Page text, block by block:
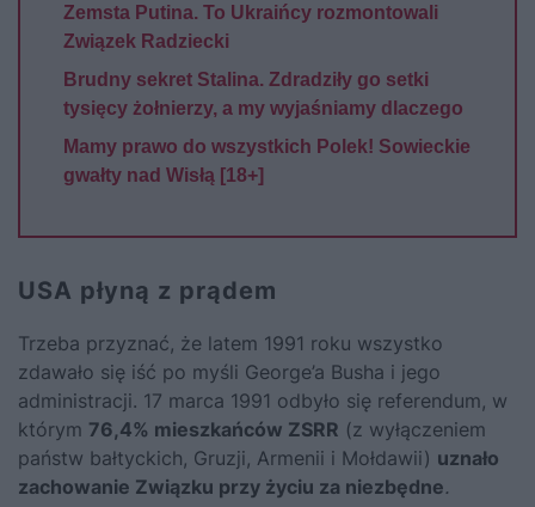
Zemsta Putina. To Ukraińcy rozmontowali
Związek Radziecki
Brudny sekret Stalina. Zdradziły go setki
tysięcy żołnierzy, a my wyjaśniamy dlaczego
Mamy prawo do wszystkich Polek! Sowieckie
gwałty nad Wisłą [18+]
USA płyną z prądem
Trzeba przyznać, że latem 1991 roku wszystko
zdawało się iść po myśli George’a Busha i jego
administracji. 17 marca 1991 odbyło się referendum, w
którym 76,4% mieszkańców ZSRR (z wyłączeniem
państw bałtyckich, Gruzji, Armenii i Mołdawii) uznało
zachowanie Związku przy życiu za niezbędne.